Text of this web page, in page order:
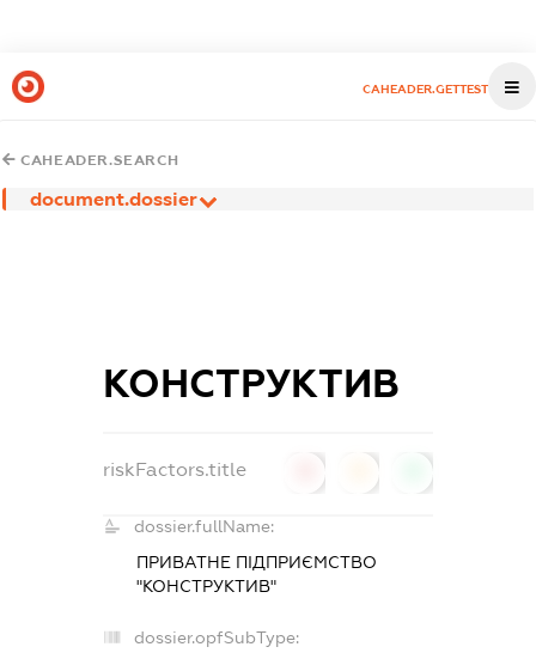
CAHEADER.GETTEST
CAHEADER.SEARCH
document.dossier
КОНСТРУКТИВ
riskFactors.title
dossier.fullName:
ПРИВАТНЕ ПІДПРИЄМСТВО
"КОНСТРУКТИВ"
dossier.opfSubType: